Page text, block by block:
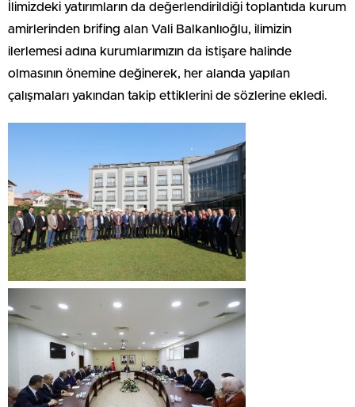
İlimizdeki yatırımların da değerlendirildiği toplantıda kurum
amirlerinden brifing alan Vali Balkanlıoğlu, ilimizin
ilerlemesi adına kurumlarımızın da istişare halinde
olmasının önemine değinerek, her alanda yapılan
çalışmaları yakından takip ettiklerini de sözlerine ekledi.